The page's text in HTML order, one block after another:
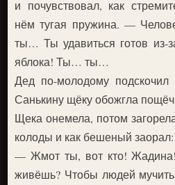
и почувствовал, как
нём тугая пружина. —
ты… Ты удавиться готов из-
яблока! Ты… ты…
Дед по-молодому
Санькину щёку обожгла
Щека онемела, потом
колоды и как бешеный заорал:
— Жмот ты, вот кто!
живёшь? Чтобы людей